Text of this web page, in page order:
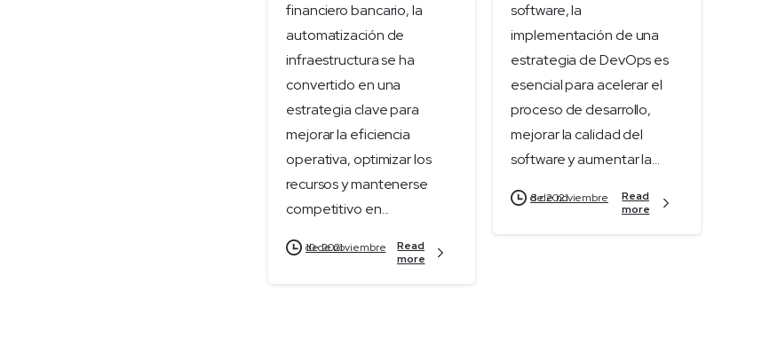
financiero bancario, la
automatización de
infraestructura se ha
convertido en una
estrategia clave para
mejorar la eficiencia
operativa, optimizar los
recursos y mantenerse
competitivo en...
10 de noviembre de 2021
Read
more
software, la
implementación de una
estrategia de DevOps es
esencial para acelerar el
proceso de desarrollo,
mejorar la calidad del
software y aumentar la...
8 de noviembre de 2021
Read
more